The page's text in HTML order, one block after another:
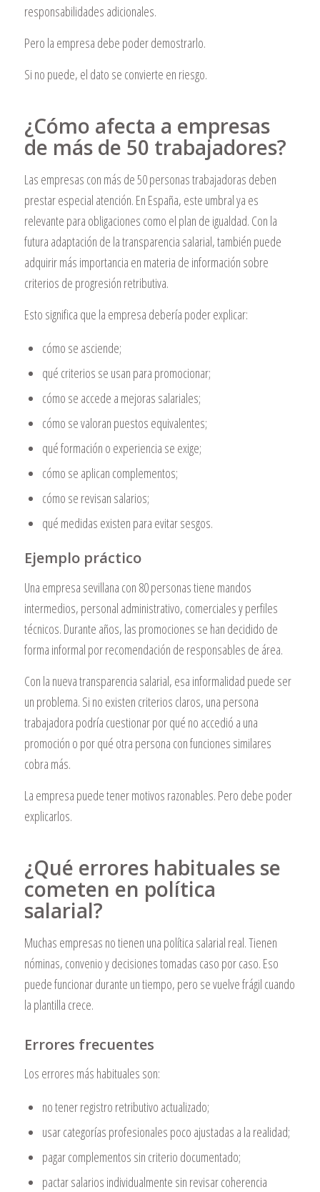
responsabilidades adicionales.
Pero la empresa debe poder demostrarlo.
Si no puede, el dato se convierte en riesgo.
¿Cómo afecta a empresas
de más de 50 trabajadores?
Las empresas con más de 50 personas trabajadoras deben
prestar especial atención. En España, este umbral ya es
relevante para obligaciones como el plan de igualdad. Con la
futura adaptación de la transparencia salarial, también puede
adquirir más importancia en materia de información sobre
criterios de progresión retributiva.
Esto significa que la empresa debería poder explicar:
cómo se asciende;
qué criterios se usan para promocionar;
cómo se accede a mejoras salariales;
cómo se valoran puestos equivalentes;
qué formación o experiencia se exige;
cómo se aplican complementos;
cómo se revisan salarios;
qué medidas existen para evitar sesgos.
Ejemplo práctico
Una empresa sevillana con 80 personas tiene mandos
intermedios, personal administrativo, comerciales y perfiles
técnicos. Durante años, las promociones se han decidido de
forma informal por recomendación de responsables de área.
Con la nueva transparencia salarial, esa informalidad puede ser
un problema. Si no existen criterios claros, una persona
trabajadora podría cuestionar por qué no accedió a una
promoción o por qué otra persona con funciones similares
cobra más.
La empresa puede tener motivos razonables. Pero debe poder
explicarlos.
¿Qué errores habituales se
cometen en política
salarial?
Muchas empresas no tienen una política salarial real. Tienen
nóminas, convenio y decisiones tomadas caso por caso. Eso
puede funcionar durante un tiempo, pero se vuelve frágil cuando
la plantilla crece.
Errores frecuentes
Los errores más habituales son:
no tener registro retributivo actualizado;
usar categorías profesionales poco ajustadas a la realidad;
pagar complementos sin criterio documentado;
pactar salarios individualmente sin revisar coherencia